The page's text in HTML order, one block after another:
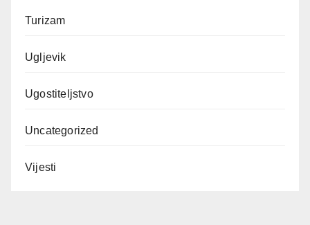
Turizam
Ugljevik
Ugostiteljstvo
Uncategorized
Vijesti